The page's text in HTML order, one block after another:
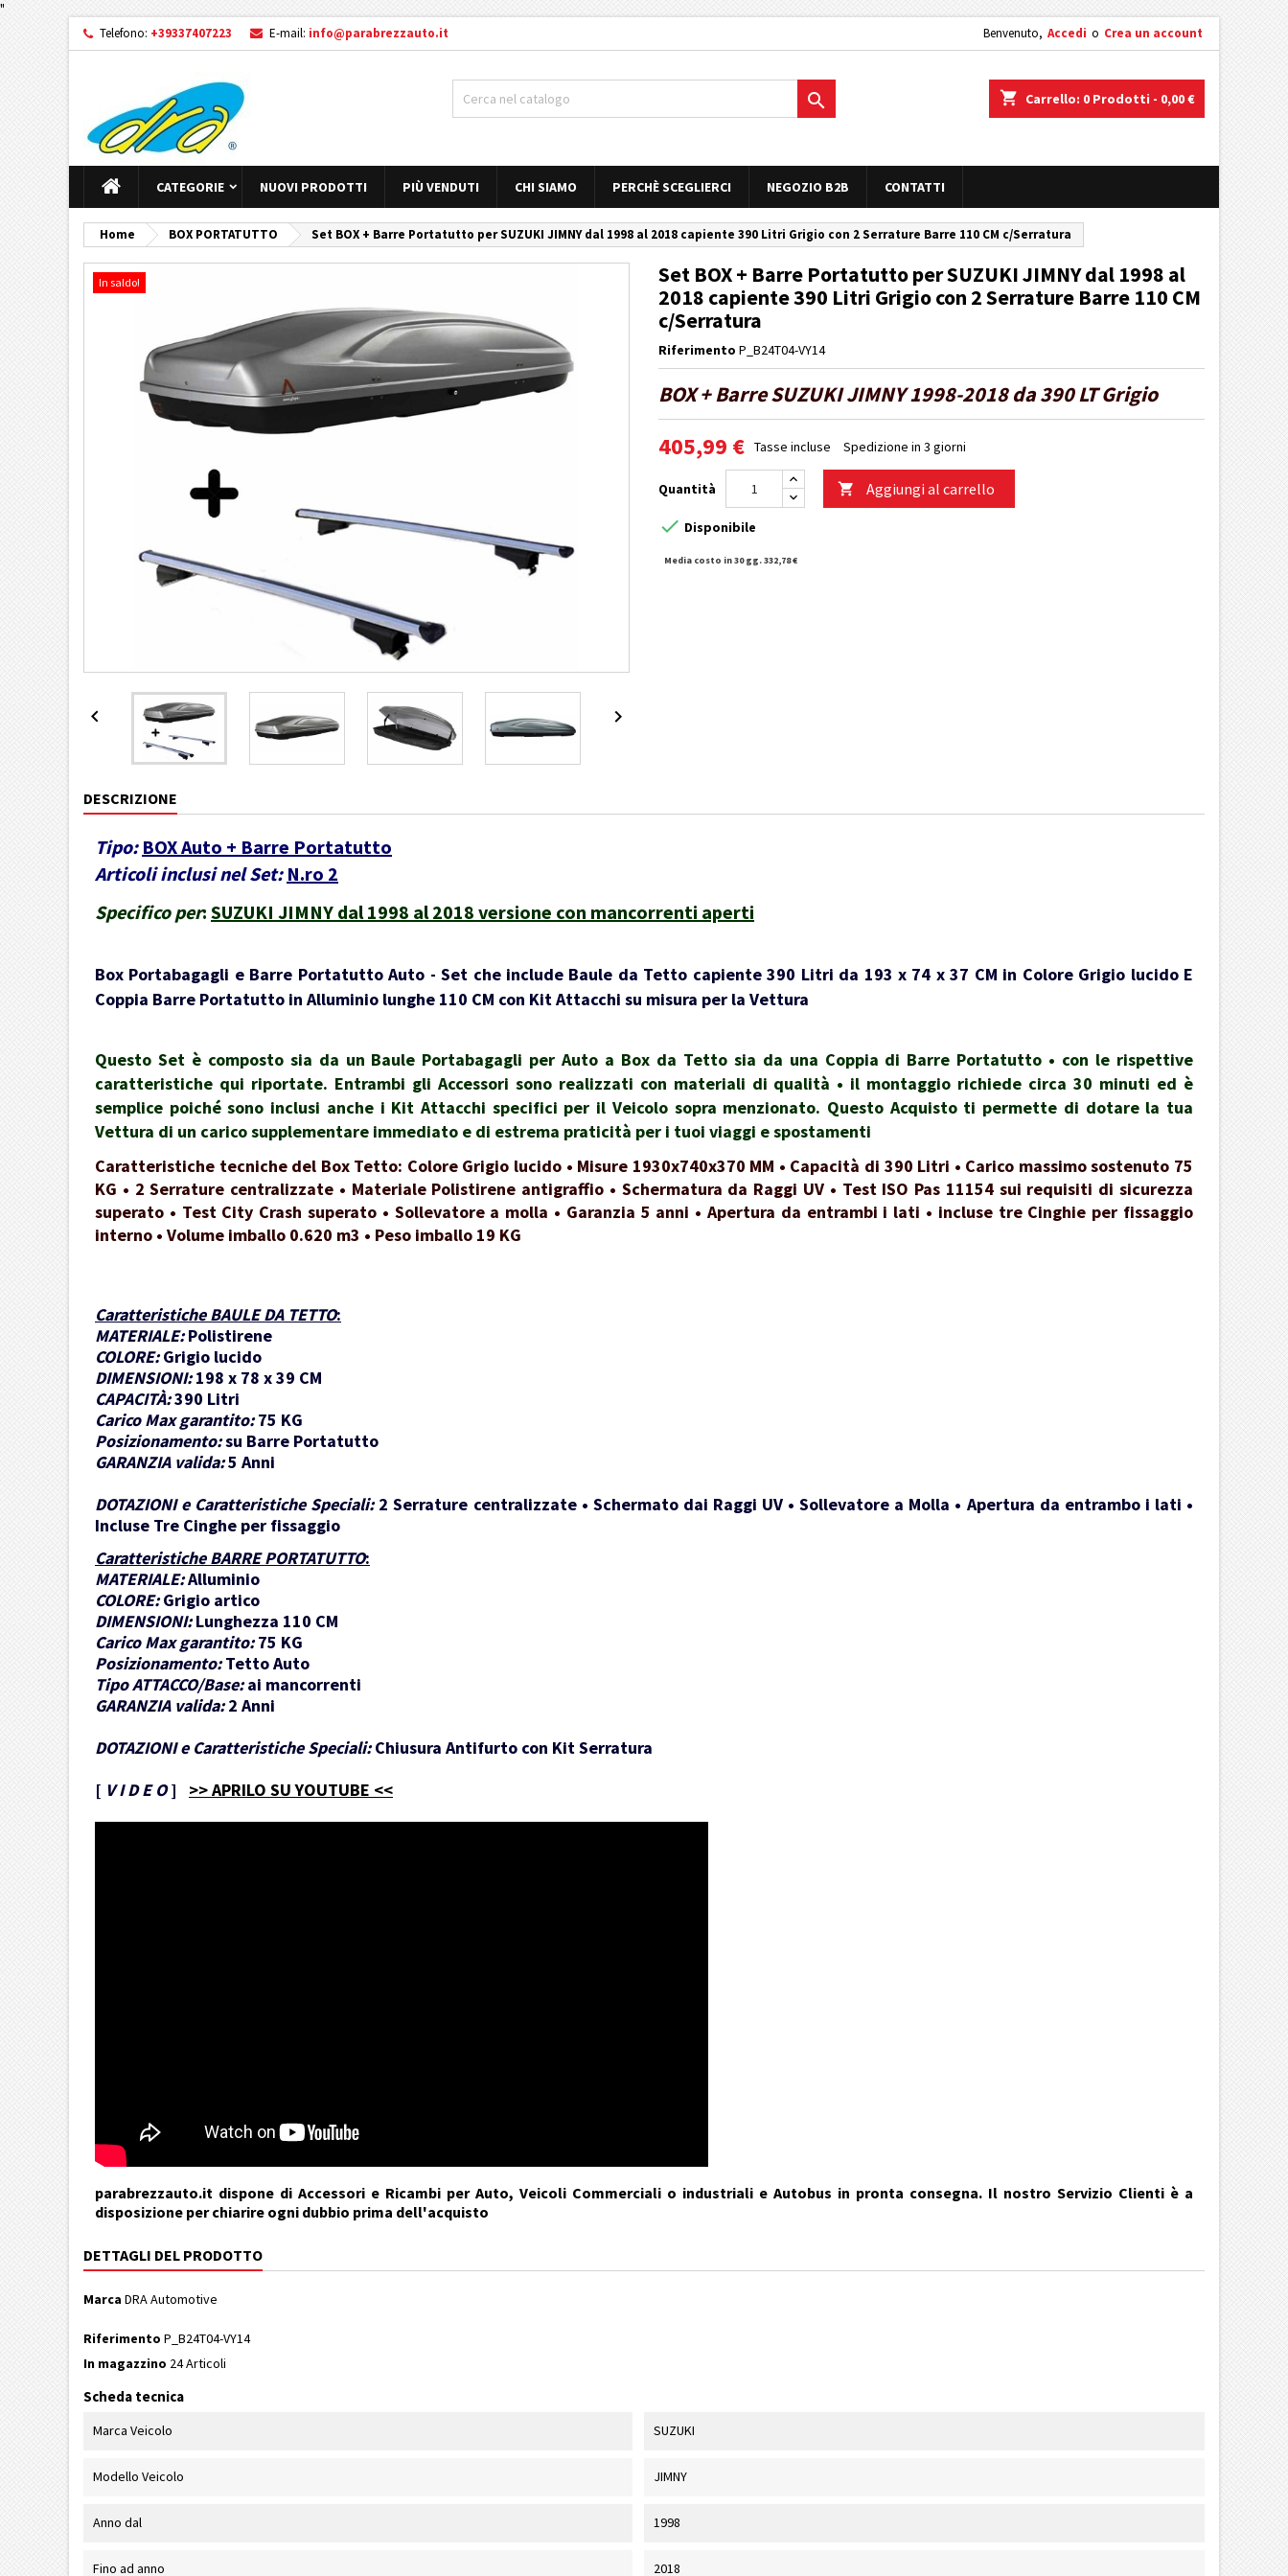
"
Telefono: +39337407223 E-mail: info@parabrezzauto.it Benvenuto, Accedi o Crea un account
shopping_cart Carrello: 0 Prodotti - 0,00 €

CATEGORIE NUOVI PRODOTTI PIÙ VENDUTI CHI SIAMO PERCHÈ SCEGLIERCI NEGOZIO B2B CONTATTI
Home BOX PORTATUTTO Set BOX + Barre Portatutto per SUZUKI JIMNY dal 1998 al 2018 capiente 390 Litri Grigio con 2 Serrature Barre 110 CM c/Serratura
In saldo!
 
Set BOX + Barre Portatutto per SUZUKI JIMNY dal 1998 al
2018 capiente 390 Litri Grigio con 2 Serrature Barre 110 CM
c/Serratura
Riferimento P_B24T04-VY14
BOX + Barre SUZUKI JIMNY 1998-2018 da 390 LT Grigio
405,99 € Tasse incluse Spedizione in 3 giorni
Quantità  Aggiungi al carrello
 Disponibile
Media costo in 30 gg. 332,78 €
DESCRIZIONE
Tipo: BOX Auto + Barre Portatutto
Articoli inclusi nel Set: N.ro 2
Specifico per: SUZUKI JIMNY dal 1998 al 2018 versione con mancorrenti aperti
Box Portabagagli e Barre Portatutto Auto - Set che include Baule da Tetto capiente 390 Litri da 193 x 74 x 37 CM in Colore Grigio lucido E
Coppia Barre Portatutto in Alluminio lunghe 110 CM con Kit Attacchi su misura per la Vettura
Questo Set è composto sia da un Baule Portabagagli per Auto a Box da Tetto sia da una Coppia di Barre Portatutto • con le rispettive
caratteristiche qui riportate. Entrambi gli Accessori sono realizzati con materiali di qualità • il montaggio richiede circa 30 minuti ed è
semplice poiché sono inclusi anche i Kit Attacchi specifici per il Veicolo sopra menzionato. Questo Acquisto ti permette di dotare la tua
Vettura di un carico supplementare immediato e di estrema praticità per i tuoi viaggi e spostamenti
Caratteristiche tecniche del Box Tetto: Colore Grigio lucido • Misure 1930x740x370 MM • Capacità di 390 Litri • Carico massimo sostenuto 75
KG • 2 Serrature centralizzate • Materiale Polistirene antigraffio • Schermatura da Raggi UV • Test ISO Pas 11154 sui requisiti di sicurezza
superato • Test City Crash superato • Sollevatore a molla • Garanzia 5 anni • Apertura da entrambi i lati • incluse tre Cinghie per fissaggio
interno • Volume imballo 0.620 m3 • Peso imballo 19 KG
Caratteristiche BAULE DA TETTO:
MATERIALE: Polistirene
COLORE: Grigio lucido
DIMENSIONI: 198 x 78 x 39 CM
CAPACITÀ:390 Litri
Carico Max garantito: 75 KG
Posizionamento:su Barre Portatutto
GARANZIA valida:5 Anni
DOTAZIONI e Caratteristiche Speciali: 2 Serrature centralizzate • Schermato dai Raggi UV • Sollevatore a Molla • Apertura da entrambo i lati •
Incluse Tre Cinghe per fissaggio
Caratteristiche BARRE PORTATUTTO:
MATERIALE:Alluminio
COLORE: Grigio artico
DIMENSIONI: Lunghezza 110 CM
Carico Max garantito: 75 KG
Posizionamento: Tetto Auto
Tipo ATTACCO/Base: ai mancorrenti
GARANZIA valida: 2 Anni
DOTAZIONI e Caratteristiche Speciali: Chiusura Antifurto con Kit Serratura
[ V I D E O] >> APRILO SU YOUTUBE <<
parabrezzauto.it dispone di Accessori e Ricambi per Auto, Veicoli Commerciali o industriali e Autobus in pronta consegna. Il nostro Servizio Clienti è a
disposizione per chiarire ogni dubbio prima dell'acquisto
DETTAGLI DEL PRODOTTO
Marca DRA Automotive
Riferimento P_B24T04-VY14
In magazzino 24 Articoli
Scheda tecnica
Marca Veicolo SUZUKI
Modello Veicolo JIMNY
Anno dal 1998
Fino ad anno 2018